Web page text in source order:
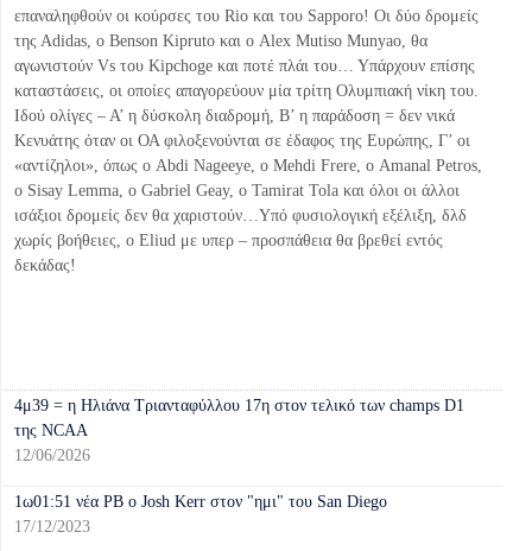
επαναληφθούν οι κούρσες του Rio και του Sapporo! Οι δύο δρομείς
της Αdidas, ο Benson Kipruto και ο Alex Mutiso Munyao, θα
αγωνιστούν Vs του Kipchoge και ποτέ πλάι του… Υπάρχουν επίσης
καταστάσεις, οι οποίες απαγορεύουν μία τρίτη Ολυμπιακή νίκη του.
Ιδού ολίγες – Α’ η δύσκολη διαδρομή, Β’ η παράδοση = δεν νικά
Κενυάτης όταν οι ΟΑ φιλοξενούνται σε έδαφος της Ευρώπης, Γ’ οι
«αντίζηλοι», όπως ο Abdi Nageeye, ο Mehdi Frere, ο Amanal Petros,
ο Sisay Lemma, ο Gabriel Geay, ο Tamirat Tola και όλοι οι άλλοι
ισάξιοι δρομείς δεν θα χαριστούν…Υπό φυσιολογική εξέλιξη, δλδ
χωρίς βοήθειες, ο Eliud με υπερ – προσπάθεια θα βρεθεί εντός
δεκάδας!
4μ39 = η Ηλιάνα Τριανταφύλλου 17η στον τελικό των champs D1
της NCAA
12/06/2026
1ω01:51 νέα ΡΒ ο Josh Kerr στον "ημι" του San Diego
17/12/2023